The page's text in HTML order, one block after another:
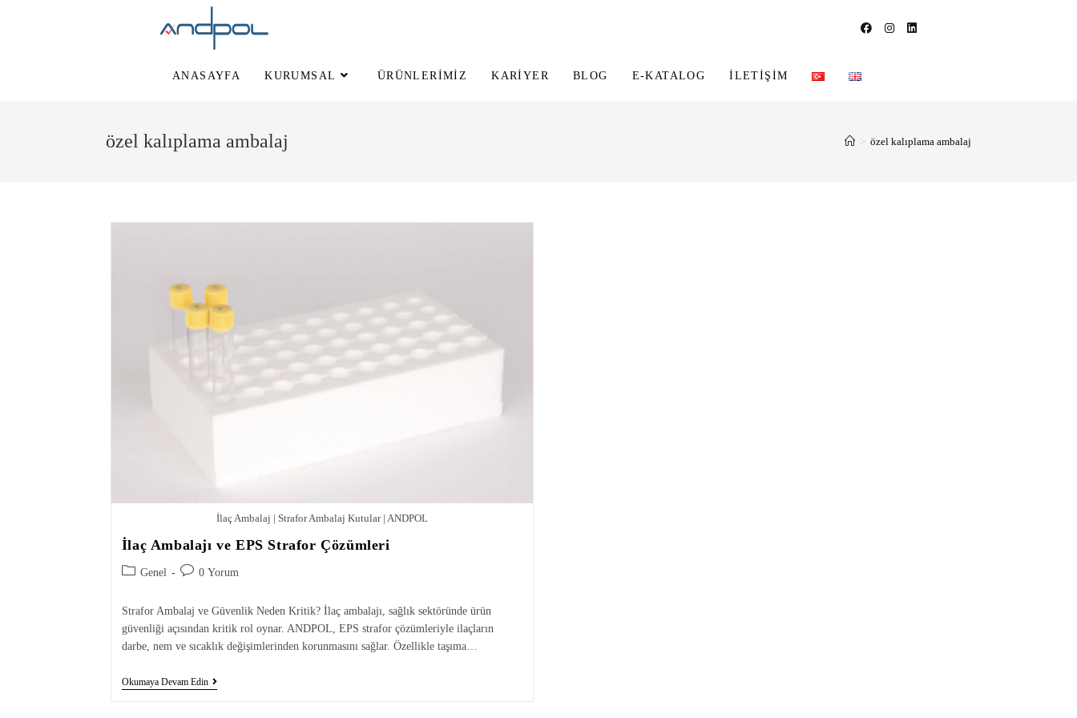
ANASAYFA KURUMSAL ÜRÜNLERIMIZ KARIYER BLOG E-KATALOG İLETIŞIM
özel kalıplama ambalaj > özel kalıplama ambalaj
İlaç Ambalaj | Strafor Ambalaj Kutular | ANDPOL
İlaç Ambalajı ve EPS Strafor Çözümleri
Genel 0 Yorum
Strafor Ambalaj ve Güvenlik Neden Kritik? İlaç ambalajı, sağlık sektöründe ürün
güvenliği açısından kritik rol oynar. ANDPOL, EPS strafor çözümleriyle ilaçların
darbe, nem ve sıcaklık değişimlerinden korunmasını sağlar. Özellikle taşıma…
Okumaya Devam Edin